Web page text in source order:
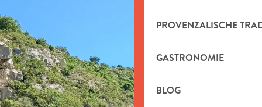
PROVENZALISCHE
GASTRONOMIE
BLOG